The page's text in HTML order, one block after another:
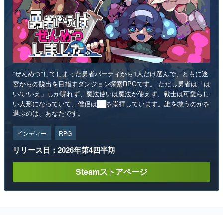
“ぜんめつ”してしまった勇者パーティから1人だけ選んで、ともに迷
宮からの脱出を目指すダンジョン探索RPGです。 ただし勇者は「は
い/いいえ」しか喋れず、魔法使いは魔法が使えず、戦士は可愛らし
い人形になっていて、僧侶は██を崇拝しています。誰を救うのかを
選ぶのは、あなたです。
インディー RPG
リリース日：2026年第4四半期
Steamストアページ